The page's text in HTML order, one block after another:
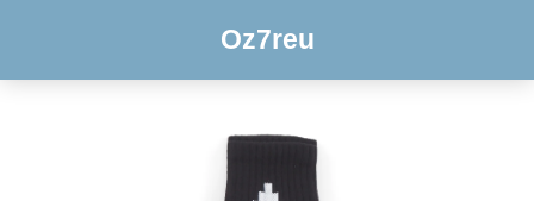
Oz7reu